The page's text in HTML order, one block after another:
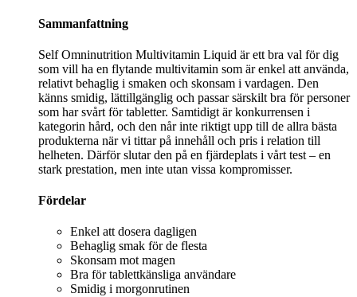
Sammanfattning
Self Omninutrition Multivitamin Liquid är ett bra val för dig
som vill ha en flytande multivitamin som är enkel att använda,
relativt behaglig i smaken och skonsam i vardagen. Den
känns smidig, lättillgänglig och passar särskilt bra för personer
som har svårt för tabletter. Samtidigt är konkurrensen i
kategorin hård, och den når inte riktigt upp till de allra bästa
produkterna när vi tittar på innehåll och pris i relation till
helheten. Därför slutar den på en fjärdeplats i vårt test – en
stark prestation, men inte utan vissa kompromisser.
Fördelar
Enkel att dosera dagligen
Behaglig smak för de flesta
Skonsam mot magen
Bra för tablettkänsliga användare
Smidig i morgonrutinen